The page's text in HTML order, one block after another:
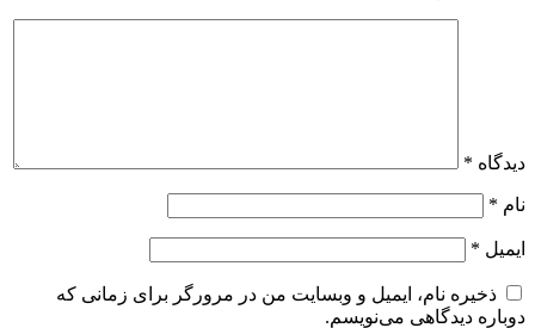
دیدگاه *
نام *
ایمیل *
ذخیره نام، ایمیل و وبسایت من در مرورگر برای زمانی که
دوباره دیدگاهی می‌نویسم.